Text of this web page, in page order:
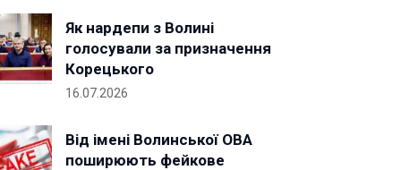
Як нардепи з Волині
голосували за призначення
Корецького
16.07.2026
Від імені Волинської ОВА
поширюють фейкове